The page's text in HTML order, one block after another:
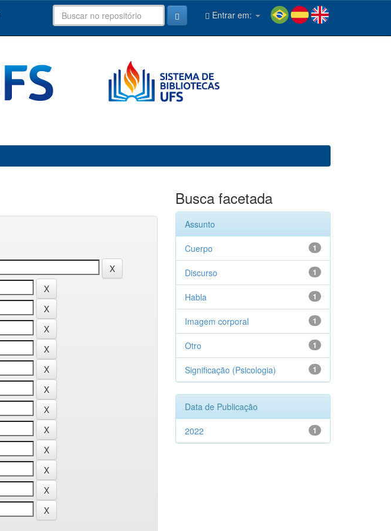
Entrar em:
Busca facetada
Assunto
1
Cuerpo
1
Discurso
1
Habla
1
Imagem corporal
1
Otro
1
Significação (Psicologia)
Data de Publicação
1
2022